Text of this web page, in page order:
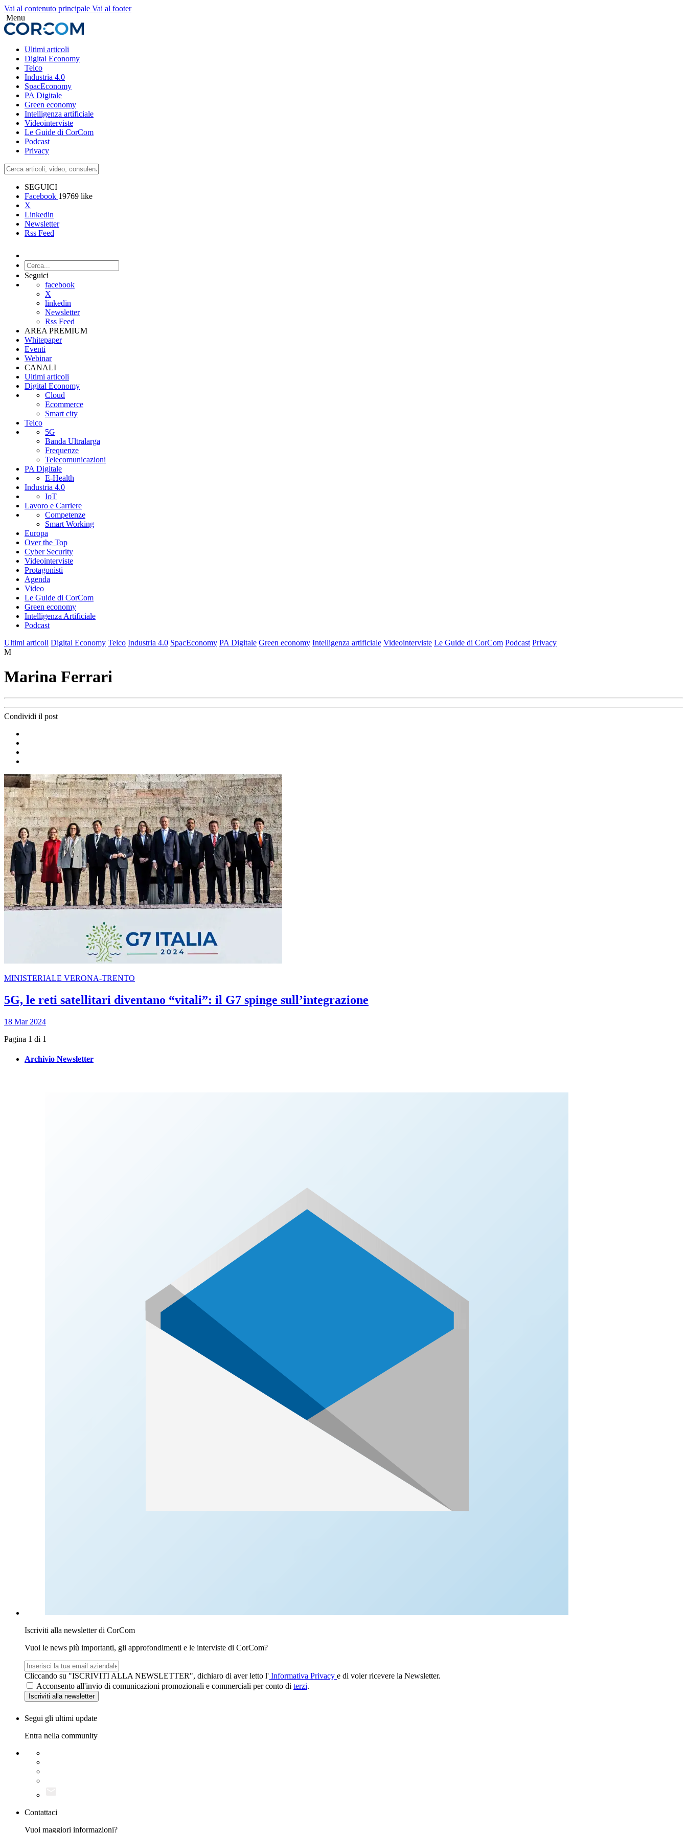
Vai al contenuto principale Vai al footer
Menu
Ultimi articoli
Digital Economy
Telco
Industria 4.0
SpacEconomy
PA Digitale
Green economy
Intelligenza artificiale
Videointerviste
Le Guide di CorCom
Podcast
Privacy
SEGUICI
Facebook 19769 like
X
Linkedin
Newsletter
Rss Feed
Seguici
facebook
X
linkedin
Newsletter
Rss Feed
AREA PREMIUM
Whitepaper
Eventi
Webinar
CANALI
Ultimi articoli
Digital Economy
Cloud
Ecommerce
Smart city
Telco
5G
Banda Ultralarga
Frequenze
Telecomunicazioni
PA Digitale
E-Health
Industria 4.0
IoT
Lavoro e Carriere
Competenze
Smart Working
Europa
Over the Top
Cyber Security
Videointerviste
Protagonisti
Agenda
Video
Le Guide di CorCom
Green economy
Intelligenza Artificiale
Podcast
Ultimi articoli Digital Economy Telco Industria 4.0 SpacEconomy PA Digitale Green economy Intelligenza artificiale Videointerviste Le Guide di CorCom Podcast Privacy
M
Marina Ferrari
Condividi il post
MINISTERIALE VERONA-TRENTO
5G, le reti satellitari diventano “vitali”: il G7 spinge sull’integrazione
18 Mar 2024
Pagina 1 di 1
Archivio Newsletter
Iscriviti alla newsletter di CorCom
Vuoi le news più importanti, gli approfondimenti e le interviste di CorCom?
Email
aziendale
Cliccando su "ISCRIVITI ALLA NEWSLETTER", dichiaro di aver letto l' Informativa Privacy e di voler ricevere la Newsletter.
Acconsento all'invio di comunicazioni promozionali e commerciali per conto di terzi.
Iscriviti alla newsletter
Segui gli ultimi update
Entra nella community
Contattaci
Vuoi maggiori informazioni?